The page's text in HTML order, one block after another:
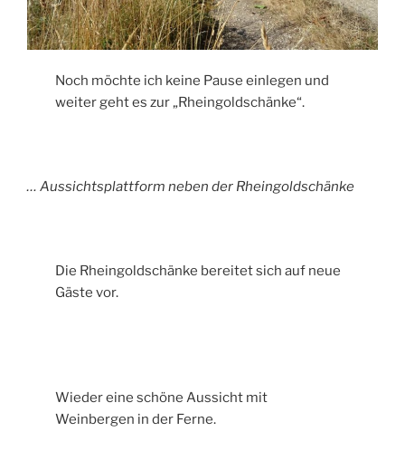
Noch möchte ich keine Pause einlegen und
weiter geht es zur „Rheingoldschänke“.
… Aussichtsplattform neben der Rheingoldschänke
Die Rheingoldschänke bereitet sich auf neue
Gäste vor.
Wieder eine schöne Aussicht mit
Weinbergen in der Ferne.